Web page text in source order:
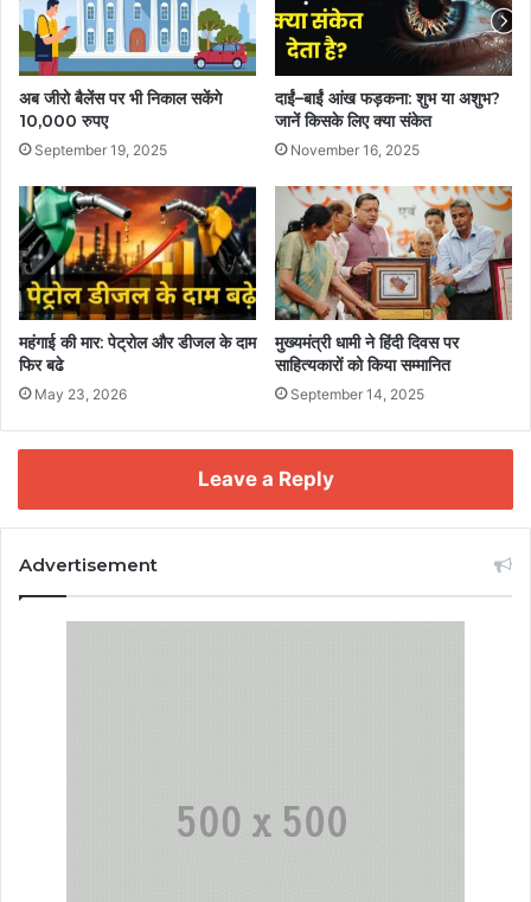
अब जीरो बैलेंस पर भी निकाल सकेंगे
10,000 रुपए
September 19, 2025
दाईं–बाईं आंख फड़कना: शुभ या अशुभ?
जानें किसके लिए क्या संकेत
November 16, 2025
महंगाई की मार: पेट्रोल और डीजल के दाम
फिर बढे
May 23, 2026
मुख्यमंत्री धामी ने हिंदी दिवस पर
साहित्यकारों को किया सम्मानित
September 14, 2025
Leave a Reply
Advertisement